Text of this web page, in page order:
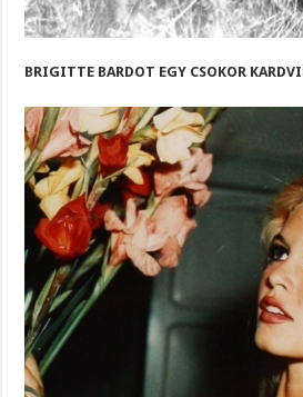
BRIGITTE BARDOT EGY CSOKOR